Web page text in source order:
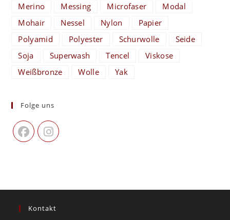
Merino
Messing Microfaser
Modal
Mohair
Nessel Nylon
Papier
Polyamid
Polyester Schurwolle
Seide
Soja
Superwash Tencel
Viskose
Weißbronze
Wolle Yak
Folge uns
Kontakt